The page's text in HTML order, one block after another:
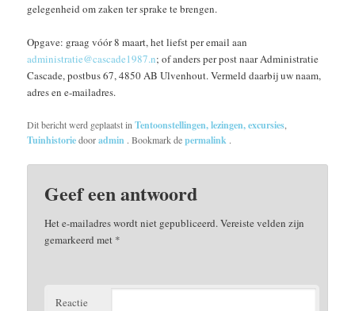
gelegenheid om zaken ter sprake te brengen.
Opgave: graag vóór 8 maart, het liefst per email aan
administratie@cascade1987.n; of anders per post naar Administratie
Cascade, postbus 67, 4850 AB Ulvenhout. Vermeld daarbij uw naam,
adres en e-mailadres.
Dit bericht werd geplaatst inTentoonstellingen, lezingen, excursies
Tuinhistoriedooradmin . Bookmark depermalink .
Geef een antwoord
Het e-mailadres wordt niet gepubliceerd.Vereiste velden zijn
gemarkeerd met *
Reactie